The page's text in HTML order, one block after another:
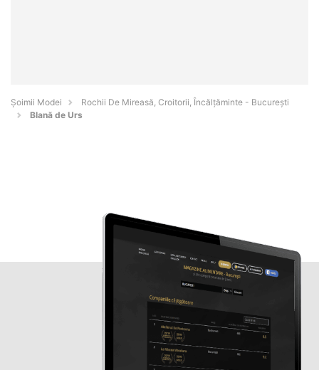
Șoimii Modei
Rochii De Mireasă, Croitorii, Încălțăminte - Bucureşti
Blană de Urs